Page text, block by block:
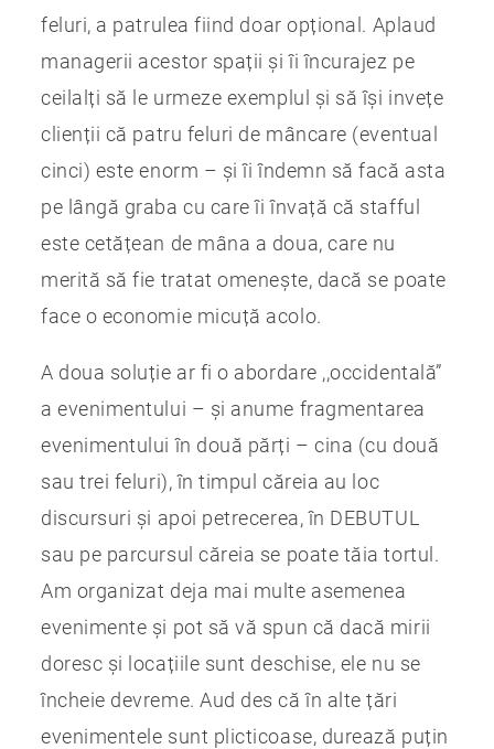
feluri, a patrulea fiind doar opțional. Aplaud
managerii acestor spații și îi încurajez pe
ceilalți să le urmeze exemplul și să își invețe
clienții că patru feluri de mâncare (eventual
cinci) este enorm – și îi îndemn să facă asta
pe lângă graba cu care îi învață că stafful
este cetățean de mâna a doua, care nu
merită să fie tratat omenește, dacă se poate
face o economie micuță acolo.
A doua soluție ar fi o abordare ,,occidentală”
a evenimentului – și anume fragmentarea
evenimentului în două părți – cina (cu două
sau trei feluri), în timpul căreia au loc
discursuri și apoi petrecerea, în DEBUTUL
sau pe parcursul căreia se poate tăia tortul.
Am organizat deja mai multe asemenea
evenimente și pot să vă spun că dacă mirii
doresc și locațiile sunt deschise, ele nu se
încheie devreme. Aud des că în alte țări
evenimentele sunt plicticoase, durează puțin